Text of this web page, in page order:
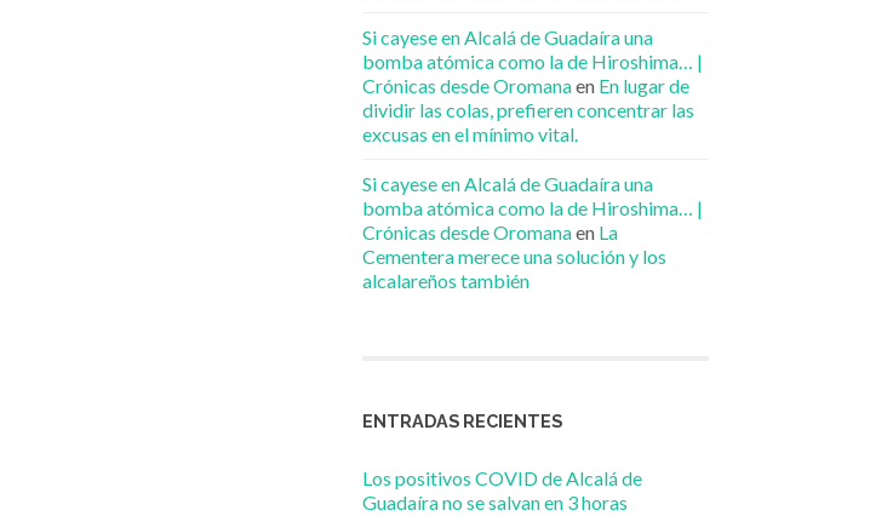
Si cayese en Alcalá de Guadaíra una
bomba atómica como la de Hiroshima… |
Crónicas desde Oromanaen En lugar de
dividir las colas, prefieren concentrar las
excusas en el mínimo vital.
Si cayese en Alcalá de Guadaíra una
bomba atómica como la de Hiroshima… |
Crónicas desde Oromanaen La
Cementera merece una solución y los
alcalareños también
ENTRADAS RECIENTES
Los positivos COVID de Alcalá de
Guadaíra no se salvan en 3 horas